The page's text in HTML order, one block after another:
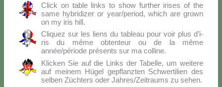
Click on ta­ble links to show fur­ther iri­ses of the
sa­me hy­bri­di­zer or year/period, which are gro­wn
on my iris hill.
Cli­quez sur les liens du ta­bleau pour voir plus d’i­
ris du mê­me ob­ten­teur ou de la mê­me
année/période pré­sen­ts sur ma col­li­ne.
Klic­ken Sie auf die Links der Ta­bel­le, um wei­te­re
auf mei­nem Hü­gel ge­p­flanz­ten Sch­wer­ti­lien des
sel­ben Zü­ch­ters oder Jahres/Zeitraums zu se­hen.